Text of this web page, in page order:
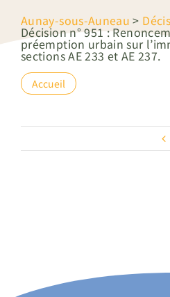
Aunay-sous-Auneau >
Décision n° 951 :
préemption urbain sur
sections AE 233 et AE 237.
Accueil